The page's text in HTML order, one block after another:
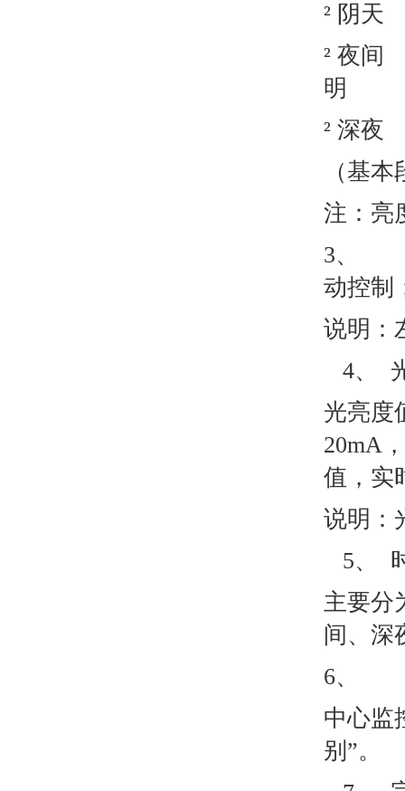
² 阴
² 夜
明
² 深
（基
注：亮
3、 控
动控制
说明：
4、
光亮度
20mA
值，实
说明：
5、
主要分
间、深
6、
中心监
别”。